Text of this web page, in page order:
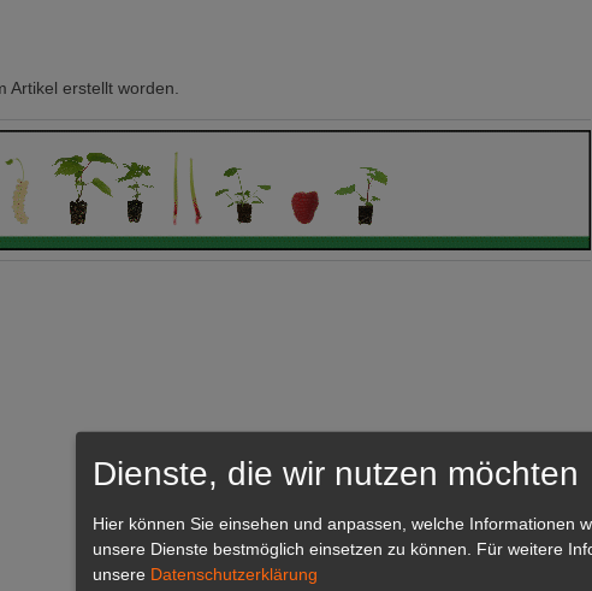
Artikel erstellt worden.
Dienste, die wir nutzen möchten
Hier können Sie einsehen und anpassen, welche Informationen
unsere Dienste bestmöglich einsetzen zu können.
Für weitere
unsere Datenschutzerklärung